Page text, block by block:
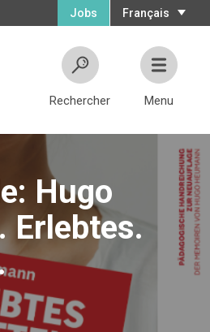
Français
Jobs
Rechercher Menu
Hugo
Erlebtes.